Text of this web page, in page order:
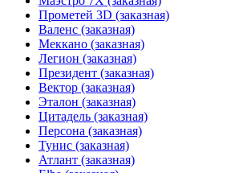
Прометей 3D (заказная)
Валенс (заказная)
Меккано (заказная)
Легион (заказная)
Президент (заказная)
Вектор (заказная)
Эталон (заказная)
Цитадель (заказная)
Персона (заказная)
Тунис (заказная)
Атлант (заказная)